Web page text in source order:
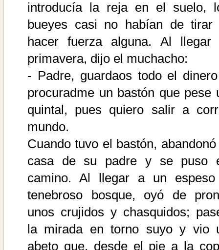
introducía la reja en el suelo,
bueyes casi no habían de tirar
hacer fuerza alguna. Al llegar
primavera, dijo el muchacho:
- Padre, guardaos todo el
procuradme un bastón que pese
quintal, pues quiero salir a
mundo.
Cuando tuvo el bastón,
casa de su padre y se puso
camino. Al llegar a un
tenebroso bosque, oyó de
unos crujidos y chasquidos;
la mirada en torno suyo y vio
abeto que, desde el pie a la